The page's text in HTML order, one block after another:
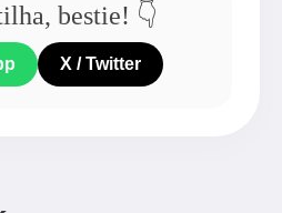
bestie! 👇
X / Twitter